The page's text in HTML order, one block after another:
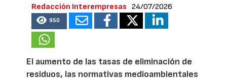
Redacción Interempresas 24/07/2026
950
El aumento de las tasas de eliminación de
residuos, las normativas medioambientales